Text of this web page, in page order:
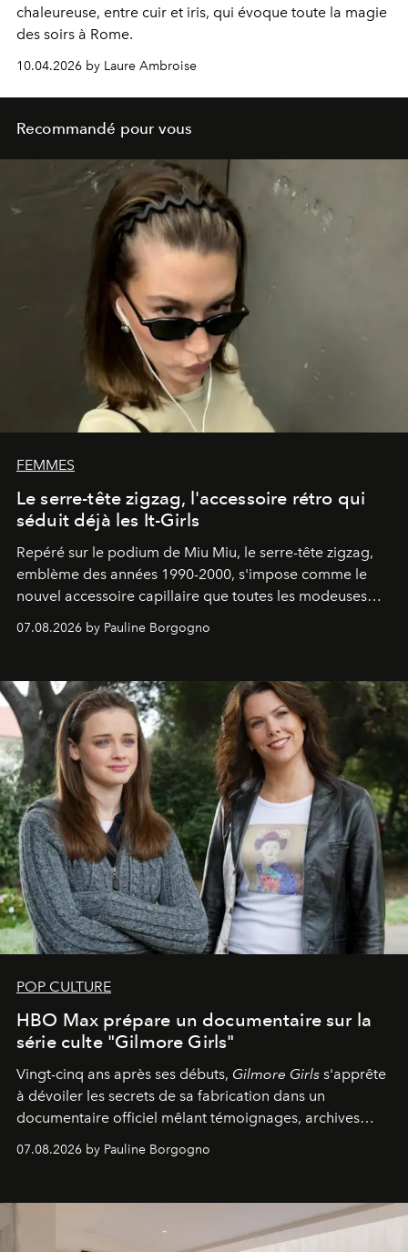
chaleureuse, entre cuir et iris, qui évoque toute la magie
des soirs à Rome.
10.04.2026 by Laure Ambroise
Recommandé pour vous
FEMMES
Le serre-tête zigzag, l'accessoire rétro qui
séduit déjà les It-Girls
Repéré sur le podium de Miu Miu, le serre-tête zigzag,
emblème des années 1990-2000, s'impose comme le
nouvel accessoire capillaire que toutes les modeuses
07.08.2026 by Pauline Borgogno
POP CULTURE
HBO Max prépare un documentaire sur la
série culte "Gilmore Girls"
Vingt-cinq ans après ses débuts, Gilmore Girls s'apprête
à dévoiler les secrets de sa fabrication dans un
documentaire officiel mêlant témoignages, archives
générationnel.
07.08.2026 by Pauline Borgogno